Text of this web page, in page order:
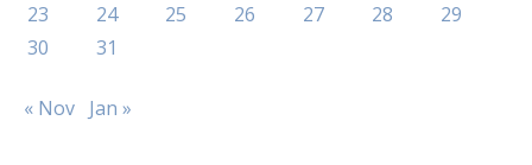
23
24 25 26 27 28
29
30
31
« Nov Jan »